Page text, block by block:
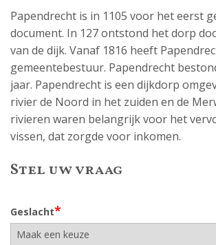
Papendrecht is in 1105 voor het eerst
document. In 127 ontstond het dorp
van de dijk. Vanaf 1816 heeft
gemeentebestuur. Papendrecht
jaar. Papendrecht is een dijkdorp
rivier de Noord in het zuiden en de
rivieren waren belangrijk voor het
vissen, dat zorgde voor inkomen.
Stel uw vraag
Geslacht*